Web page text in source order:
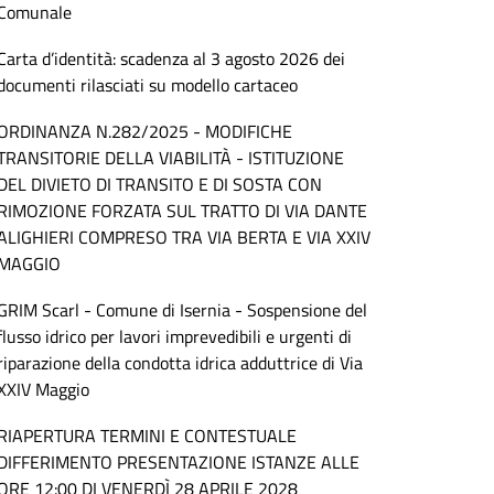
d’identità: scadenza al 3 agosto 2026 dei
rilasciati su modello cartaceo
N.282/2025 - MODIFICHE
DELLA VIABILITÀ - ISTITUZIONE
DIVIETO DI TRANSITO E DI SOSTA CON
FORZATA SUL TRATTO DI VIA DANTE
COMPRESO TRA VIA BERTA E VIA XXIV
Scarl - Comune di Isernia - Sospensione del
idrico per lavori imprevedibili e urgenti di
della condotta idrica adduttrice di Via
Maggio
TERMINI E CONTESTUALE
PRESENTAZIONE ISTANZE ALLE
12:00 DI VENERDÌ 28 APRILE 2028